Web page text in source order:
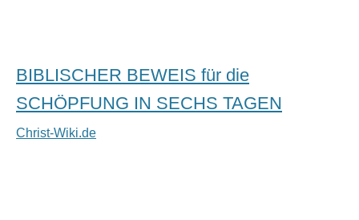
BIBLISCHER BEWEIS für die
SCHÖPFUNG IN SECHS TAGEN
Christ-Wiki.de